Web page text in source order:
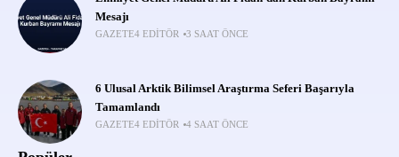
Mesajı
GAZETE4 EDITÖR 3 SAAT ÖNCE
6 Ulusal Arktik Bilimsel Araştırma Seferi Başarıyla
Tamamlandı
GAZETE4 EDITÖR 4 SAAT ÖNCE